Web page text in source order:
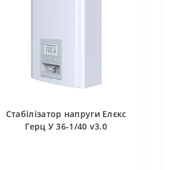
Стабілізатор напруги Елєкс
Герц У 36-1/40 v3.0